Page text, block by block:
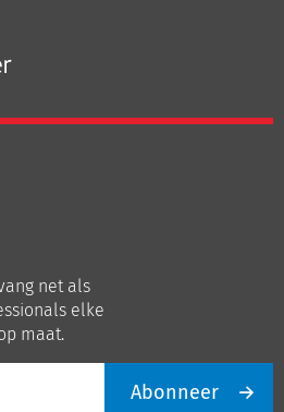
net als
elke
maat.
Abonneer